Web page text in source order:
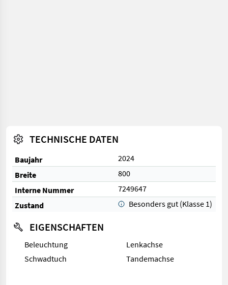
TECHNISCHE DATEN
Baujahr
2024
Breite
800
Interne Nummer
7249647
Zustand
Besonders gut (Klasse 1)
EIGENSCHAFTEN
Beleuchtung
Lenkachse
Schwadtuch
Tandemachse